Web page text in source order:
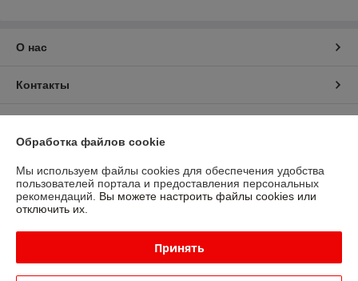
О нас
Контакты
Полная версия сайта
Политика обработки cookies
Сайт создан на платформе Deal.by
Обработка файлов cookie
Мы используем файлы cookies для обеспечения удобства
пользователей портала и предоставления персональных
рекомендаций. Вы можете настроить файлы cookies или
отключить их.
Принять